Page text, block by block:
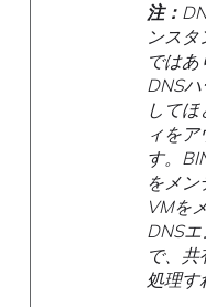
注：
ンスタ
ではあ
DNS
して
ィを
す。
をメン
VMを
DNS
で、
処理す